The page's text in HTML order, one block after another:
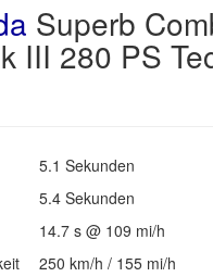
Superb
III 280 PS
5.1 Sekunden
5.4 Sekunden
14.7 s @ 109 mi/h
250 km/h / 155 mi/h